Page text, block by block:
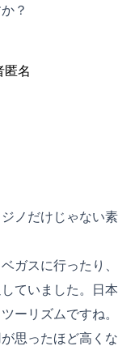
？
匿名
ノだけじゃない素
ガスに行ったり、
ていました。日本
ーリズムですね。
思ったほど高くな